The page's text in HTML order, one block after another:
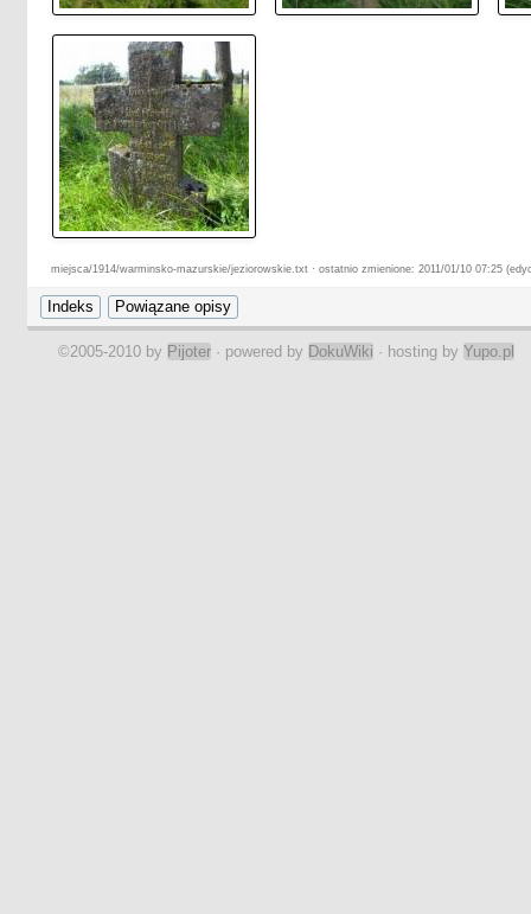
miejsca/1914/warminsko-mazurskie/jeziorowskie.txt · ostatnio zmienione: 2011/01/10 07:25
©2005-2010 by Pijoter · powered by DokuWiki · hosting by Yupo.pl